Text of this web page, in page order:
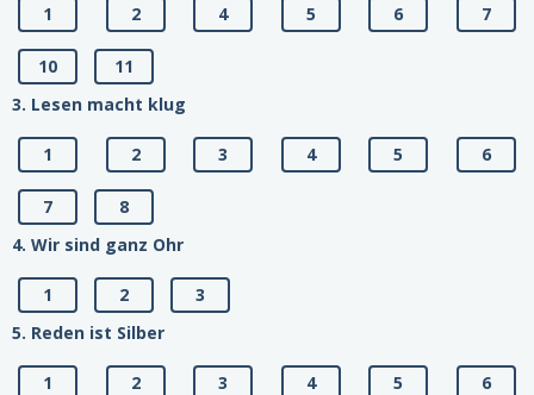
1 2 4 5 6 7
10
11
3. Lesen macht klug
1 2 3 4 5 6
7
8
4. Wir sind ganz Ohr
1 2
3
5. Reden ist Silber
1 2 3 4 5 6